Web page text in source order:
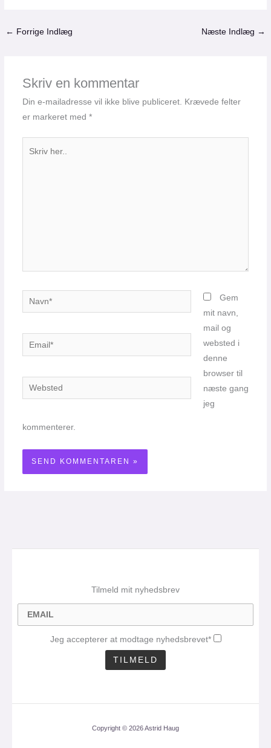
← Forrige Indlæg Næste Indlæg →
Skriv en kommentar
Din e-mailadresse vil ikke blive publiceret. Krævede felter
er markeret med *
Navn*
Email*
Websted
Gem
mit navn,
mail og
websted i
denne
browser til
næste gang
jeg
kommenterer.
Tilmeld mit nyhedsbrev
Jeg accepterer at modtage nyhedsbrevet*
Copyright © 2026 Astrid Haug